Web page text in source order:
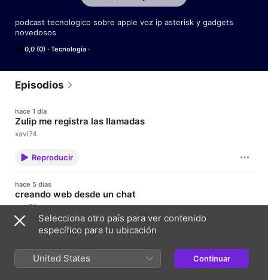
0,0 (0) Tecnología
podcast tecnologico sobre apple voz ip asterisk y gadgets
novedosos
Episodios
hace 1 día
Zulip me registra las llamadas
xavi74
Reproducir
hace 5 días
creando web desde un chat
xavi74
Reproducir
hace 6 días
Asterisk con IA conversacional
Selecciona otro país para ver contenido
específico para tu ubicación
United States Continuar